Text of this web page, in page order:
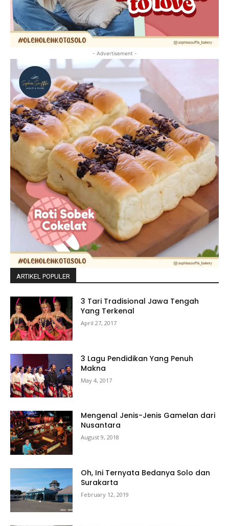
- Advertisement -
ARTIKEL POPULER
3 Tari Tradisional Jawa Tengah
Yang Terkenal
April 27, 2017
3 Lagu Pendidikan Yang Penuh
Makna
May 4, 2017
Mengenal Jenis-Jenis Gamelan dari
Nusantara
August 9, 2018
Oh, Ini Ternyata Bedanya Solo dan
Surakarta
February 12, 2019